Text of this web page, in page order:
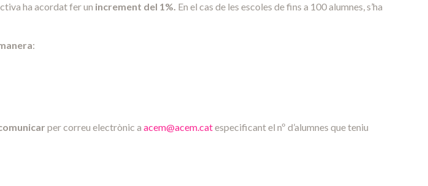
ha acordat fer un increment del 1%. En el cas de les escoles de fins a 100 alumnes, s’ha
:
per correu electrònic a acem@acem.catespecificant el nº d’alumnes que teniu